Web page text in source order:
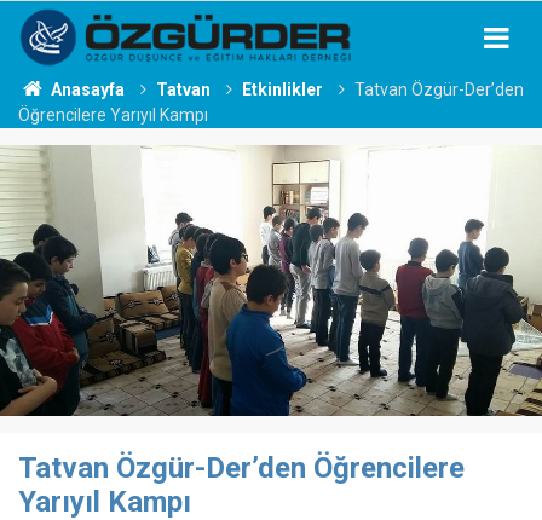
Anasayfa Tatvan Etkinlikler
Tatvan Özgür-Der’den
Öğrencilere Yarıyıl Kampı
Tatvan Özgür-Der’den Öğrencilere
Yarıyıl Kampı